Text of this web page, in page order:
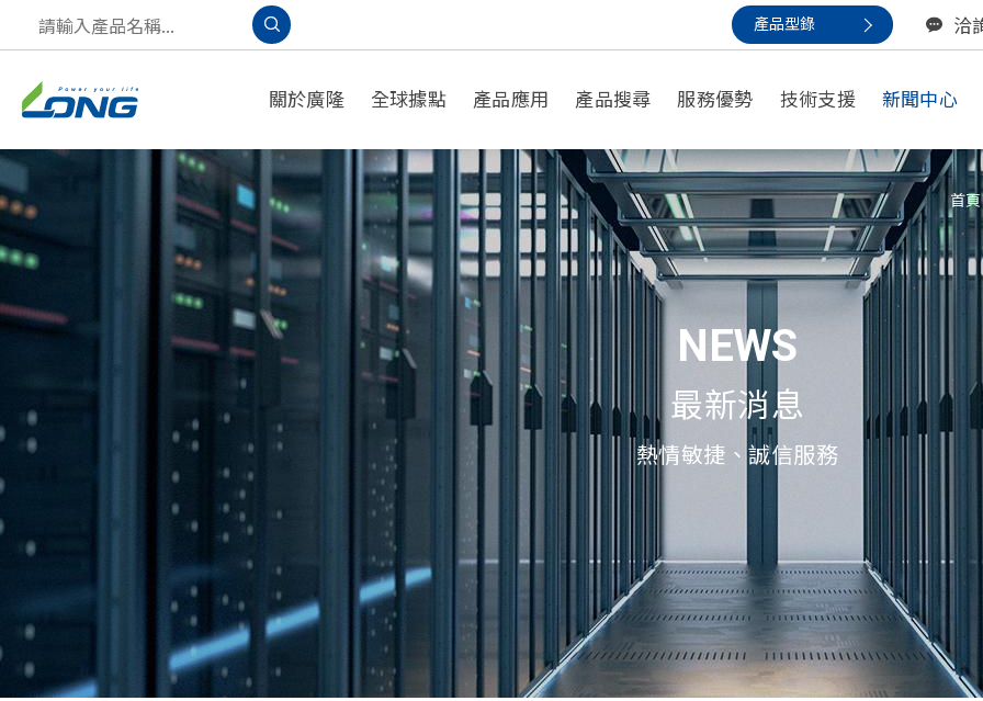
產品型錄 洽
關於廣隆 全球據點 產品應用
A
PPLICATION
OLUTION
以應用尋找
一般應用
小型備援/安防應用
數據中心/不間斷電源應用
通信應用
動力電池 / 家用電動輔具
船舶/露營車多功能應用
產品搜尋 服務優勢 技術支援 新聞中心
NEWS
最新消息
熱情敏捷、誠信服務
首頁